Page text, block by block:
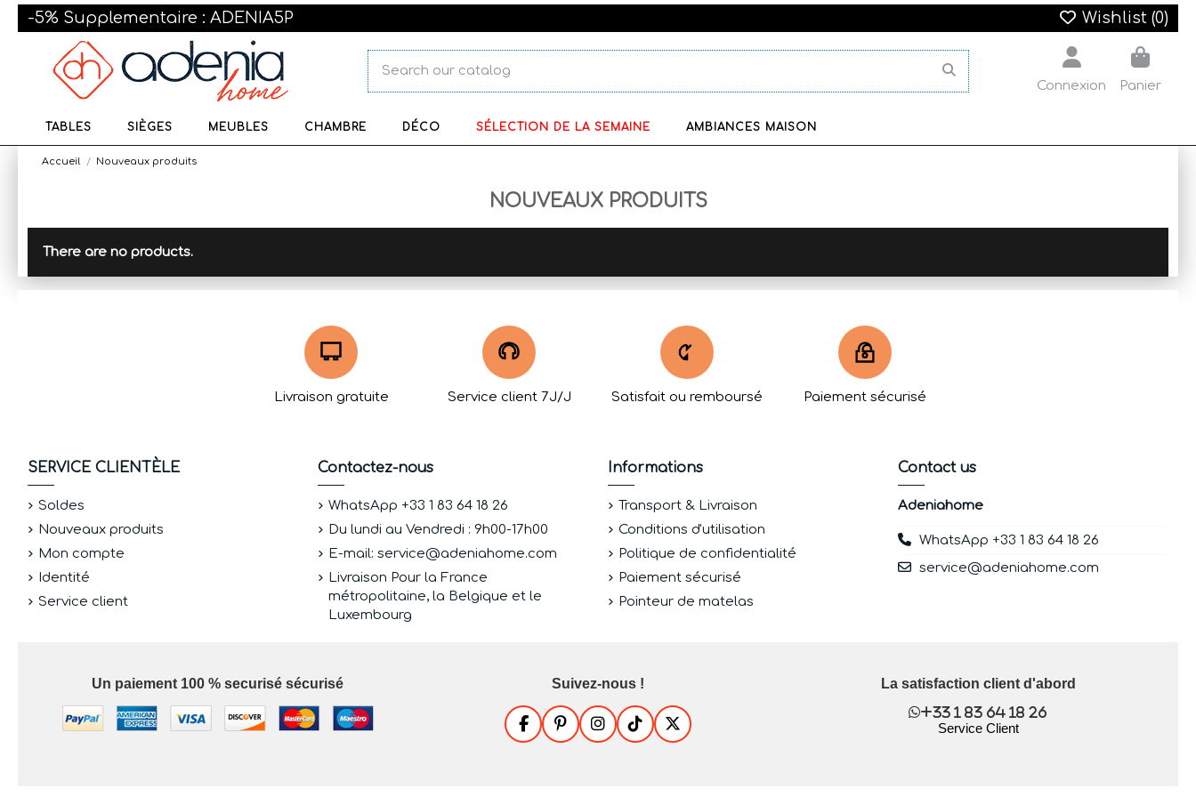
-5% Supplementaire : ADENIA5P Wishlist (0)
Connexion Panier
TABLES SIÈGES MEUBLES CHAMBRE DÉCO SÉLECTION DE LA SEMAINE AMBIANCES MAISON
Accueil Nouveaux produits
NOUVEAUX PRODUITS
There are no products.
Livraison gratuite Service client 7J/J Satisfait ou remboursé Paiement sécurisé
SERVICE CLIENTÈLE
Soldes
Nouveaux produits
Mon compte
Identité
Service client
Contactez-nous
WhatsApp +33 1 83 64 18 26
Du lundi au Vendredi : 9h00-17h00
E-mail: service@adeniahome.com
Livraison Pour la France
métropolitaine, la Belgique et le
Luxembourg
Informations
Transport & Livraison
Conditions d'utilisation
Politique de confidentialité
Paiement sécurisé
Pointeur de matelas
Contact us
Adeniahome
WhatsApp +33 1 83 64 18 26
service@adeniahome.com
Un paiement 100 % securisé sécurisé Suivez-nous ! La satisfaction client d'abord
+33 1 83 64 18 26
Service Client